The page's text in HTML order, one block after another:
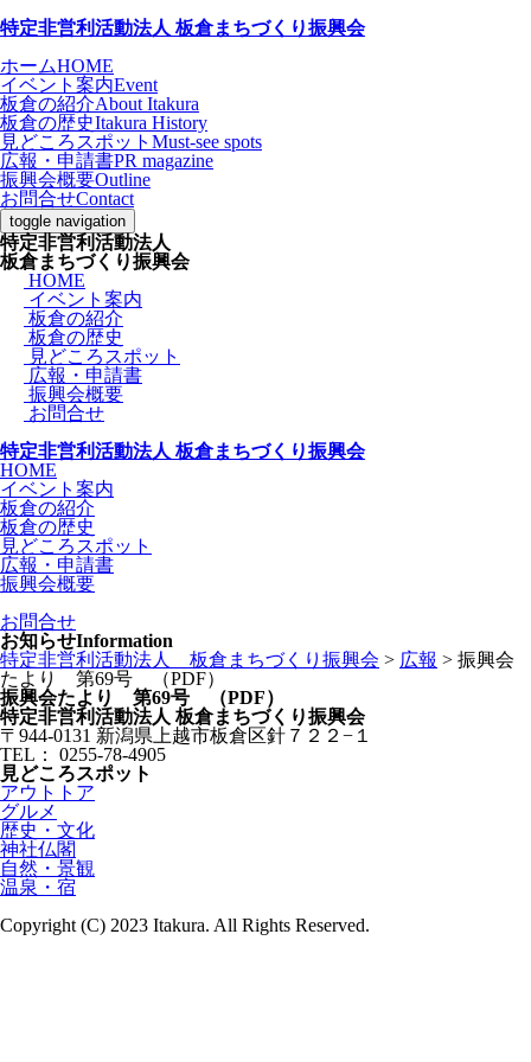
特定非営利活動法人 板倉まちづくり振興会
ホームHOME
イベント案内Event
板倉の紹介About Itakura
板倉の歴史Itakura History
見どころスポット Must-see spots
広報・申請書PR magazine
振興会概要Outline
お問合せContact
toggle navigation
特定非営利活動法人
板倉まちづくり振興会
HOME
イベント案内
板倉の紹介
板倉の歴史
見どころスポット
広報・申請書
振興会概要
お問合せ
特定非営利活動法人 板倉まちづくり振興会
HOME
イベント案内
板倉の紹介
板倉の歴史
見どころスポット
広報・申請書
振興会概要
お問合せ
お知らせInformation
特定非営利活動法人 板倉まちづくり振興会 > 広報 > 振興会
たより 第69号 （PDF）
振興会たより 第69号 （PDF）
特定非営利活動法人 板倉まちづくり振興会
〒944-0131 新潟県上越市板倉区針７２２−１
TEL： 0255-78-4905
見どころスポット
アウトトア
グルメ
歴史・文化
神社仏閣
自然・景観
温泉・宿
Copyright (C) 2023 Itakura. All Rights Reserved.